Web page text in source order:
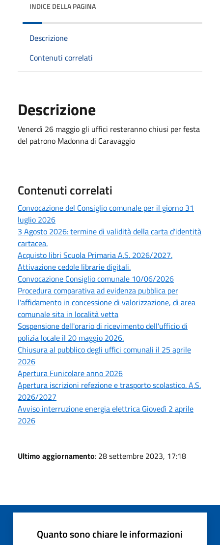
INDICE DELLA PAGINA
Descrizione
Contenuti correlati
Descrizione
Venerdì 26 maggio gli uffici resteranno chiusi per festa
del patrono Madonna di Caravaggio
Contenuti correlati
Convocazione del Consiglio comunale per il giorno 31
luglio 2026
3 Agosto 2026: termine di validità della carta d'identità
cartacea.
Acquisto libri Scuola Primaria A.S. 2026/2027.
Attivazione cedole librarie digitali.
Convocazione Consiglio comunale 10/06/2026
Procedura comparativa ad evidenza pubblica per
l'affidamento in concessione di valorizzazione, di area
comunale sita in località vetta
Sospensione dell'orario di ricevimento dell'ufficio di
polizia locale il 20 maggio 2026.
Chiusura al pubblico degli uffici comunali il 25 aprile
2026
Apertura Funicolare anno 2026
Apertura iscrizioni refezione e trasporto scolastico. A.S.
2026/2027
Avviso interruzione energia elettrica Giovedì 2 aprile
2026
Ultimo aggiornamento: 28 settembre 2023, 17:18
Quanto sono chiare le informazioni